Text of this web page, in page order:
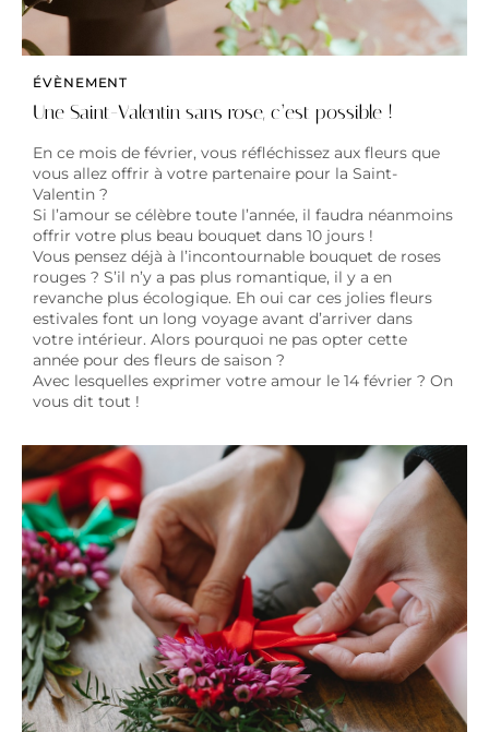
ÉVÈNEMENT
Une Saint-Valentin sans rose, c’est possible !
En ce mois de février, vous réfléchissez aux fleurs que
vous allez offrir à votre partenaire pour la Saint-
Valentin ?
Si l’amour se célèbre toute l’année, il faudra néanmoins
offrir votre plus beau bouquet dans 10 jours !
Vous pensez déjà à l’incontournable bouquet de roses
rouges ? S’il n’y a pas plus romantique, il y a en
revanche plus écologique. Eh oui car ces jolies fleurs
estivales font un long voyage avant d’arriver dans
votre intérieur. Alors pourquoi ne pas opter cette
année pour des fleurs de saison ?
Avec lesquelles exprimer votre amour le 14 février ? On
vous dit tout !